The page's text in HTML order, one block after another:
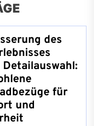
des
für
und